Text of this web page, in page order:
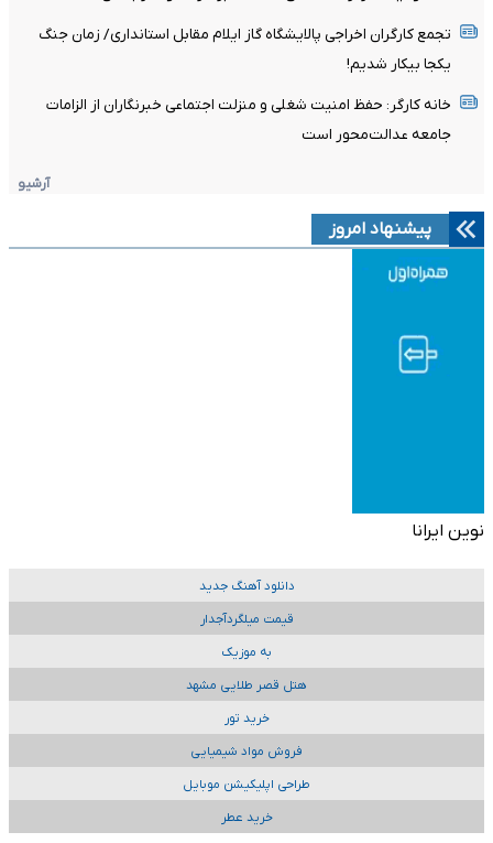
تجمع کارگران اخراجی پالایشگاه گاز ایلام مقابل استانداری/ زمان جنگ
یکجا بیکار شدیم!
خانه کارگر: حفظ امنیت شغلی و منزلت اجتماعی خبرنگاران از الزامات
جامعه عدالت‌محور است
آرشیو
پیشنهاد امروز
نوین ایرانا
دانلود آهنگ جدید
قیمت میلگردآجدار
به موزیک
هتل قصر طلایی مشهد
خرید تور
فروش مواد شیمیایی
طراحی اپلیکیشن موبایل
خرید عطر